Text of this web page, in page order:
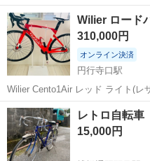
使用。
高知 吾川郡 クロスバイク
Wilier ロード
310,000円
オンライン決済
円行寺口駅
Wilier Cento1Air レッド ライト(レザイン)、サイコン(レザイン)、ペダ
ル、ドリンクホルダーついてます。 使用回数数回のみで室内に保
高知 高知市 円行寺口駅
レトロ自転
15,000円